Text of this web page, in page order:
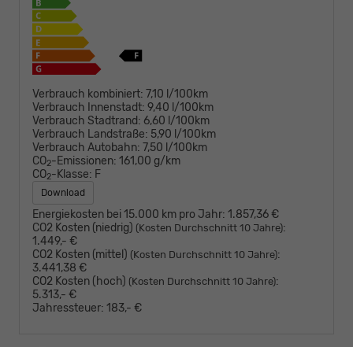
Verbrauch kombiniert: 7,10 l/100km
Verbrauch Innenstadt: 9,40 l/100km
Verbrauch Stadtrand: 6,60 l/100km
Verbrauch Landstraße: 5,90 l/100km
Verbrauch Autobahn: 7,50 l/100km
CO2-Emissionen: 161,00 g/km
CO2-Klasse: F
Download
Energiekosten bei 15.000 km pro Jahr: 1.857,36 €
CO2 Kosten (niedrig) (Kosten Durchschnitt 10 Jahre):
1.449,- €
CO2 Kosten (mittel) (Kosten Durchschnitt 10 Jahre):
3.441,38 €
CO2 Kosten (hoch) (Kosten Durchschnitt 10 Jahre):
5.313,- €
Jahressteuer: 183,- €